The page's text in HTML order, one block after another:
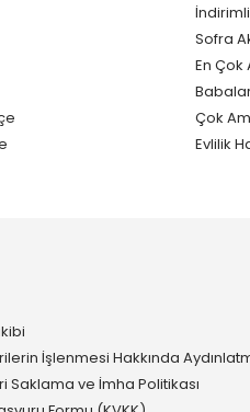
Sofra
En
Çok
Evlilik
İşlenmesi Hakkında
Saklama ve İmha Politikası